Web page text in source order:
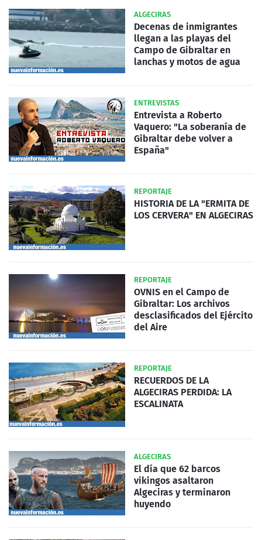
ALGECIRAS
Decenas de inmigrantes
llegan a las playas del
Campo de Gibraltar en
lanchas y motos de agua
ENTREVISTAS
Entrevista a Roberto
Vaquero: "La soberanía de
Gibraltar debe volver a
España"
REPORTAJE
HISTORIA DE LA "ERMITA DE
LOS CERVERA" EN ALGECIRAS
REPORTAJE
OVNIS en el Campo de
Gibraltar: Los archivos
desclasificados del Ejército
del Aire
REPORTAJE
RECUERDOS DE LA
ALGECIRAS PERDIDA: LA
ESCALINATA
ALGECIRAS
El día que 62 barcos
vikingos asaltaron
Algeciras y terminaron
huyendo